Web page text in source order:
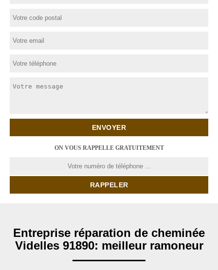
ON VOUS RAPPELLE GRATUITEMENT
Entreprise réparation de cheminée
Videlles 91890: meilleur ramoneur